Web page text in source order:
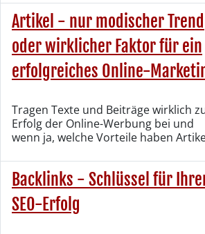
Artikel - nur modischer Trend
oder wirklicher Faktor für ein
erfolgreiches Online-
Tragen Texte und Beiträge wirklich
Erfolg der Online-Werbung bei und
wenn ja, welche Vorteile haben
Backlinks - Schlüssel für
SEO-Erfolg